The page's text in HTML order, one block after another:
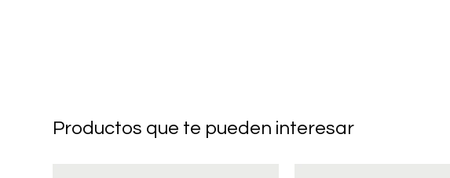
Productos que te pueden interesar